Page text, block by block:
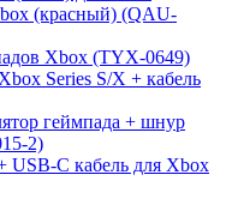
(красный) (QAU-
Xbox (TYX-0649)
Series S/X + кабель
геймпада + шнур
2)
USB-C кабель для Xbox